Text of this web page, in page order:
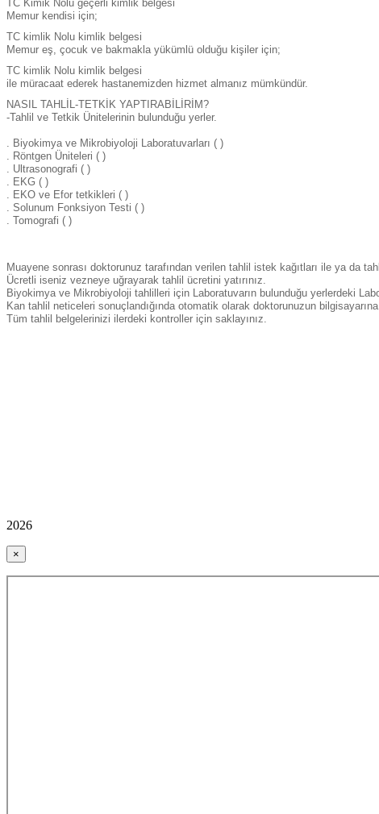
TC Kimik Nolu geçerli kimlik belgesi
Memur kendisi için;
TC kimlik Nolu kimlik belgesi
Memur eş, çocuk ve bakmakla yükümlü olduğu kişiler için;
TC kimlik Nolu kimlik belgesi
ile müracaat ederek hastanemizden hizmet almanız mümkündür.
NASIL TAHLİL-TETKİK YAPTIRABİLİRİM?
-Tahlil ve Tetkik Ünitelerinin bulunduğu yerler.
. Biyokimya ve Mikrobiyoloji Laboratuvarları ( )
. Röntgen Üniteleri ( )
. Ultrasonografi ( )
. EKG ( )
. EKO ve Efor tetkikleri ( )
. Solunum Fonksiyon Testi ( )
. Tomografi ( )
Muayene sonrası doktorunuz tarafından verilen tahlil istek kağıtları ile ya da
Ücretli iseniz vezneye uğrayarak tahlil ücretini yatırınız.
Biyokimya ve Mikrobiyoloji tahlilleri için Laboratuvarın bulunduğu yerlerdeki
Kan tahlil neticeleri sonuçlandığında otomatik olarak doktorunuzun
Tüm tahlil belgelerinizi ilerdeki kontroller için saklayınız.
2026
×